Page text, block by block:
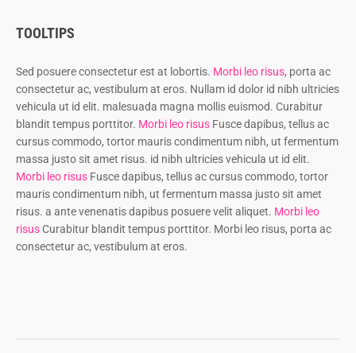
TOOLTIPS
Sed posuere consectetur est at lobortis. Morbi leo risus, porta ac
consectetur ac, vestibulum at eros. Nullam id dolor id nibh ultricies
vehicula ut id elit. malesuada magna mollis euismod. Curabitur
blandit tempus porttitor. Morbi leo risus Fusce dapibus, tellus ac
cursus commodo, tortor mauris condimentum nibh, ut fermentum
massa justo sit amet risus. id nibh ultricies vehicula ut id elit.
Morbi leo risus Fusce dapibus, tellus ac cursus commodo, tortor
mauris condimentum nibh, ut fermentum massa justo sit amet
risus. a ante venenatis dapibus posuere velit aliquet. Morbi leo
risusCurabitur blandit tempus porttitor. Morbi leo risus, porta ac
consectetur ac, vestibulum at eros.